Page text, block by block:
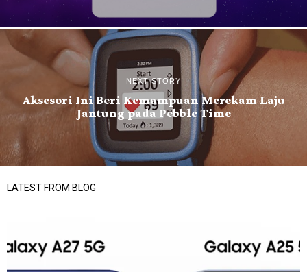
NEXT STORY
Aksesori Ini Beri Kemampuan Merekam Laju
Jantung pada Pebble Time
LATEST FROM BLOG